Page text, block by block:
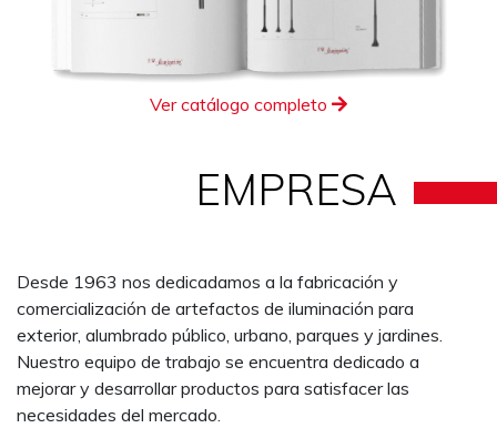
Ver catálogo completo
EMPRESA
Desde 1963 nos dedicadamos a la fabricación y
comercialización de artefactos de iluminación para
exterior, alumbrado público, urbano, parques y jardines.
Nuestro equipo de trabajo se encuentra dedicado a
mejorar y desarrollar productos para satisfacer las
necesidades del mercado.